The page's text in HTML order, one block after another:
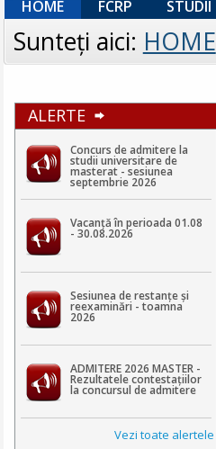
HOME FCRP STUDII
Sunteţi aici: HOME
ALERTE
Concurs de admitere la
studii universitare de
masterat - sesiunea
septembrie 2026
Vacanță în perioada 01.08
- 30.08.2026
Sesiunea de restanțe și
reexaminări - toamna
2026
ADMITERE 2026 MASTER -
Rezultatele contestaţiilor
la concursul de admitere
Vezi toate alertele